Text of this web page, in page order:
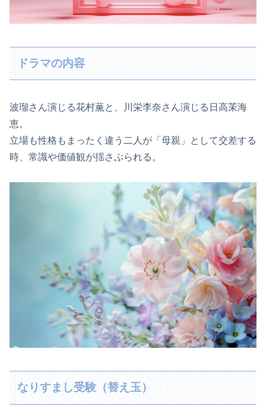
ドラマの内容
波瑠さん演じる花村薫と、川栄李奈さん演じる日高茉海
恵。
立場も性格もまったく違う二人が「母親」として交差する
時、常識や価値観が揺さぶられる。
なりすまし受験（替え玉）